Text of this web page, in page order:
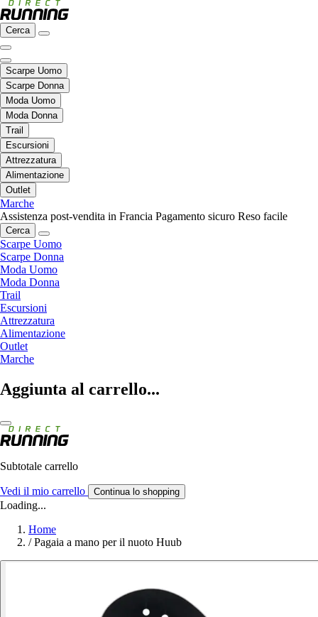
Cerca
Scarpe Uomo
Scarpe Donna
Moda Uomo
Moda Donna
Trail
Escursioni
Attrezzatura
Alimentazione
Outlet
Marche
Assistenza post-vendita in Francia Pagamento sicuro Reso facile
Cerca
Scarpe Uomo
Scarpe Donna
Moda Uomo
Moda Donna
Trail
Escursioni
Attrezzatura
Alimentazione
Outlet
Marche
Aggiunta al carrello...
Subtotale carrello
Vedi il mio carrello Continua lo shopping
Loading...
Home
/ Pagaia a mano per il nuoto Huub